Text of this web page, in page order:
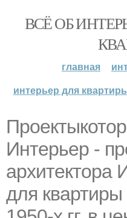
ВСЁ ОБ
главная
интерьер для
Интерьер -
архитектора
для квартиры